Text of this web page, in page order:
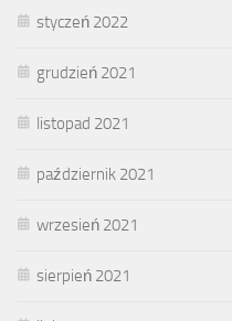
styczeń 2022
grudzień 2021
listopad 2021
październik 2021
wrzesień 2021
sierpień 2021